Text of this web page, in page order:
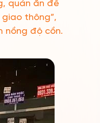
quán ăn để
thông”,
nồng độ cồn.